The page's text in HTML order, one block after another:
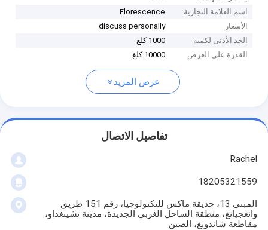
اسم العلامة التجارية
Florescence
الأسعار
discuss personally
الحد الأدنى لكمية
1000 كلغ
القدرة على العرض
10000 كلغ
عرض المزيد
تفاصيل الاتصال
Rachel
18205321559
المبنى 13، حديقة ماكس للتكنولوجيا، رقم 151 طريق
وانغجيانغ، منطقة الساحل الغربي الجديدة، مدينة تشينغداو،
مقاطعة شاندونغ، الصين